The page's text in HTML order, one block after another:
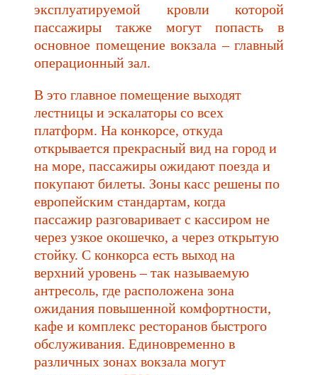
эксплуатируемой кровли которой
пассажиры также могут попасть в
основное помещение вокзала – главный
операционный зал.
В это главное помещение выходят
лестницы и эскалаторы со всех
платформ. На конкорсе, откуда
открывается прекрасный вид на город и
на море, пассажиры ожидают поезда и
покупают билеты. Зоны касс решены по
европейским стандартам, когда
пассажир разговаривает с кассиром не
через узкое окошечко, а через открытую
стойку. С конкорса есть выход на
верхний уровень – так называемую
антресоль, где расположена зона
ожидания повышенной комфортности,
кафе и комплекс ресторанов быстрого
обслуживания. Единовременно в
различных зонах вокзала могут